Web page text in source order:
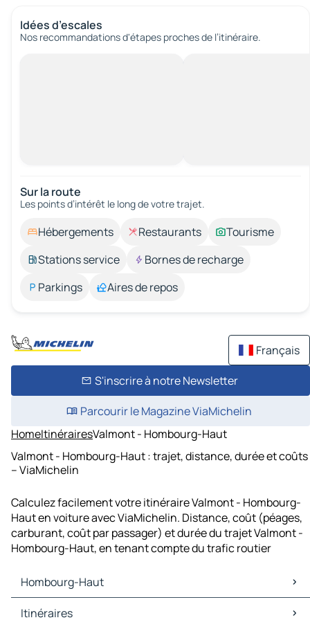
Idées d’escales
Nos recommandations d'étapes proches de l’itinéraire.
Sur la route
Les points d’intérêt le long de votre trajet.
Hébergements Restaurants
Tourisme
Stations service
Bornes de recharge
Parkings
Aires de repos
Français
S'inscrire à notre Newsletter
Parcourir le Magazine ViaMichelin
HomeItinérairesValmont - Hombourg-Haut
Valmont - Hombourg-Haut : trajet, distance, durée et coûts
– ViaMichelin
Calculez facilement votre itinéraire Valmont - Hombourg-
Haut en voiture avec ViaMichelin. Distance, coût (péages,
carburant, coût par passager) et durée du trajet Valmont -
Hombourg-Haut, en tenant compte du trafic routier
Hombourg-Haut
Hombourg-Haut Cartes et plans
Itinéraires